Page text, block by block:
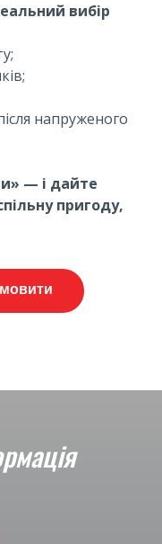
вибір
напруженого
— і дайте
пригоду,